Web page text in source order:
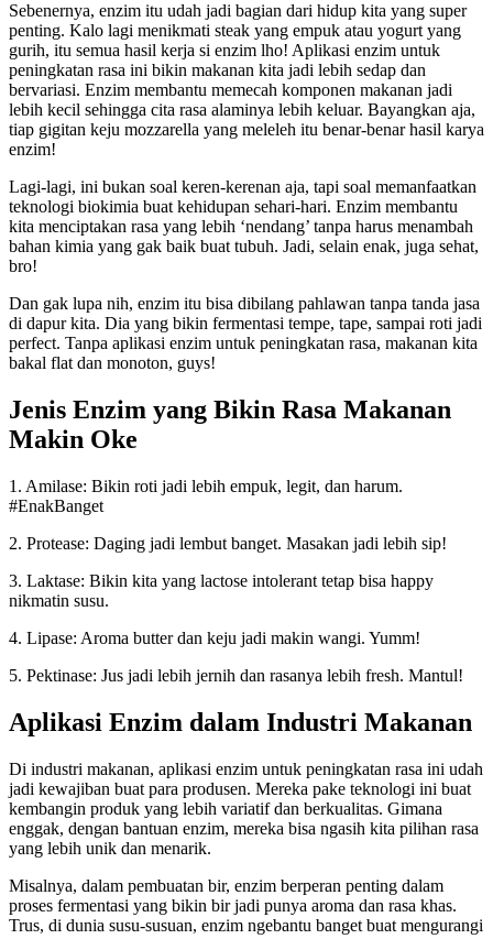
Sebenernya, enzim itu udah jadi bagian dari hidup kita yang super
penting. Kalo lagi menikmati steak yang empuk atau yogurt yang
gurih, itu semua hasil kerja si enzim lho! Aplikasi enzim untuk
peningkatan rasa ini bikin makanan kita jadi lebih sedap dan
bervariasi. Enzim membantu memecah komponen makanan jadi
lebih kecil sehingga cita rasa alaminya lebih keluar. Bayangkan aja,
tiap gigitan keju mozzarella yang meleleh itu benar-benar hasil karya
enzim!
Lagi-lagi, ini bukan soal keren-kerenan aja, tapi soal memanfaatkan
teknologi biokimia buat kehidupan sehari-hari. Enzim membantu
kita menciptakan rasa yang lebih ‘nendang’ tanpa harus menambah
bahan kimia yang gak baik buat tubuh. Jadi, selain enak, juga sehat,
bro!
Dan gak lupa nih, enzim itu bisa dibilang pahlawan tanpa tanda jasa
di dapur kita. Dia yang bikin fermentasi tempe, tape, sampai roti jadi
perfect. Tanpa aplikasi enzim untuk peningkatan rasa, makanan kita
bakal flat dan monoton, guys!
Jenis Enzim yang Bikin Rasa Makanan
Makin Oke
1. Amilase: Bikin roti jadi lebih empuk, legit, dan harum.
#EnakBanget
2. Protease: Daging jadi lembut banget. Masakan jadi lebih sip!
3. Laktase: Bikin kita yang lactose intolerant tetap bisa happy
nikmatin susu.
4. Lipase: Aroma butter dan keju jadi makin wangi. Yumm!
5. Pektinase: Jus jadi lebih jernih dan rasanya lebih fresh. Mantul!
Aplikasi Enzim dalam Industri Makanan
Di industri makanan, aplikasi enzim untuk peningkatan rasa ini udah
jadi kewajiban buat para produsen. Mereka pake teknologi ini buat
kembangin produk yang lebih variatif dan berkualitas. Gimana
enggak, dengan bantuan enzim, mereka bisa ngasih kita pilihan rasa
yang lebih unik dan menarik.
Misalnya, dalam pembuatan bir, enzim berperan penting dalam
proses fermentasi yang bikin bir jadi punya aroma dan rasa khas.
Trus, di dunia susu-susuan, enzim ngebantu banget buat mengurangi